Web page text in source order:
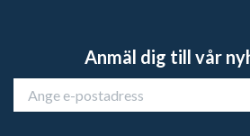
Anmäl dig till vår